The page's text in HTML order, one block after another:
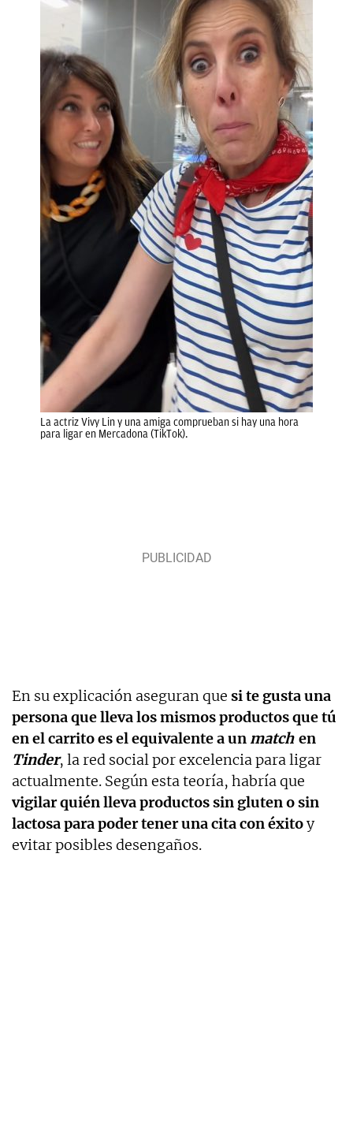
La actriz Vivy Lin y una amiga comprueban si hay una hora
para ligar en Mercadona (TikTok).
En su explicación aseguran que si te gusta una
persona que lleva los mismos productos que tú
en el carrito es el equivalente a un match en
Tinder, la red social por excelencia para ligar
actualmente. Según esta teoría, habría que
vigilar quién lleva productos sin gluten o sin
lactosa para poder tener una cita con éxitoy
evitar posibles desengaños.